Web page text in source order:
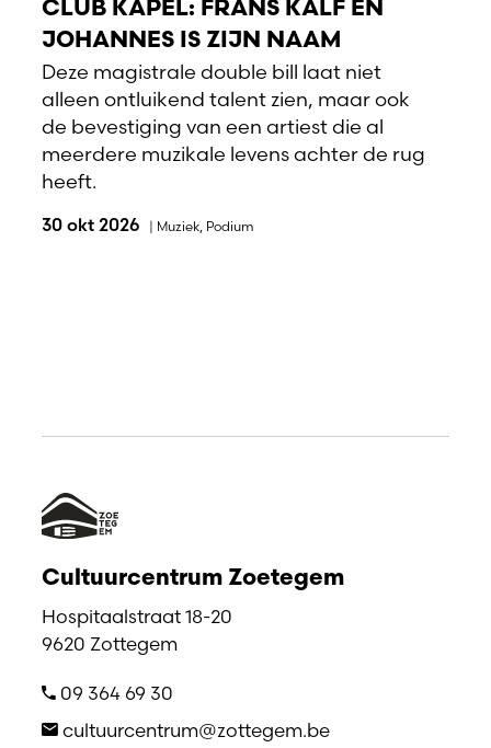
CLUB KAPEL: FRANS KALF EN
JOHANNES IS ZIJN NAAM
Deze magistrale double bill laat niet
alleen ontluikend talent zien, maar ook
de bevestiging van een artiest die al
meerdere muzikale levens achter de rug
heeft.
30 okt 2026 | Muziek, Podium
Cultuurcentrum Zoetegem
Hospitaalstraat 18-20
9620 Zottegem
09 364 69 30
cultuurcentrum@zottegem.be